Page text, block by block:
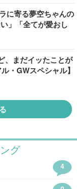
に寄る夢空ちゃんの
」「全てが愛おし
、まだイッたことが
・GWスペシャル】